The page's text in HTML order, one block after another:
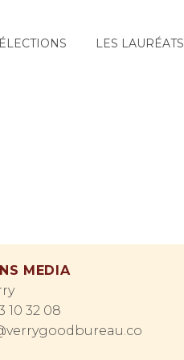
LES LAURÉATS
MEDIA
10 32 08